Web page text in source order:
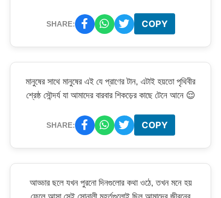
SHARE: COPY
মানুষের সাথে মানুষের এই যে প্রাণের টান, এটাই হয়তো পৃথিবীর
শ্রেষ্ঠ সৌন্দর্য যা আমাদের বারবার শিকড়ের কাছে টেনে আনে 😌
SHARE: COPY
আড্ডার ছলে যখন পুরনো দিনগুলোর কথা ওঠে, তখন মনে হয়